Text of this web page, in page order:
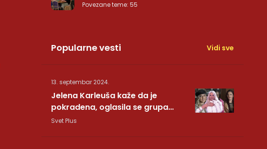
Povezane teme: 55
Popularne vesti Vidi sve
13. septembar 2024.
Jelena Karleuša kaže da je
pokradena, oglasila se grupa
Hurricane: Pesma RUNDE je naša!
Svet Plus